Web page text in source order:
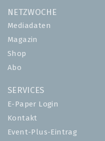
NETZWOCHE
Mediadaten
Magazin
Shop
Abo
SERVICES
E-Paper Login
Kontakt
Event-Plus-Eintrag